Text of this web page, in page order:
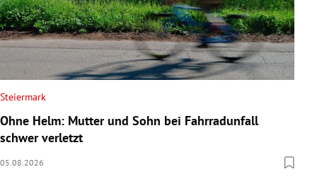
Steiermark
Ohne Helm: Mutter und Sohn bei Fahrradunfall
schwer verletzt
05.08.2026